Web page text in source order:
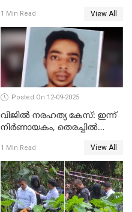
റിപ്പോർട്ട് പുറത്ത്
1 Min Read View All
Posted On 12-09-2025
വിജിൽ നരഹത്യ കേസ്: ഇന്ന്
നിർണായകം, തെരച്ചിൽ
1 Min Read View All